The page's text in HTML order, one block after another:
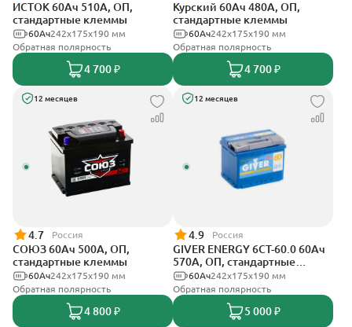
ИСТОК 60Ач 510А, ОП,
стандартные клеммы
242x175x190 мм
60Ач
Обратная полярность
4 700 ₽
Курский 60Ач 480А, ОП,
стандартные клеммы
242x175x190 мм
60Ач
Обратная полярность
4 700 ₽
12 месяцев
4.7 Россия
СОЮЗ 60Ач 500А, ОП,
стандартные клеммы
242x175x190 мм
60Ач
Обратная полярность
4 800 ₽
12 месяцев
4.9 Россия
GIVER ENERGY 6СТ-60.0 60Ач
570А, ОП, стандартные
клеммы242х175х190 мм
60Ач
Обратная полярность
5 000 ₽